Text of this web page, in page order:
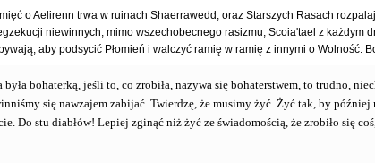
o Aelirenn trwa w ruinach Shaerrawedd, oraz Starszych Rasach
niewinnych, mimo wszechobecnego rasizmu, Scoia'tael z każdym
aby podsycić Płomień i walczyć ramię w ramię z innymi o Wolność.
bohaterką, jeśli to, co zrobiła, nazywa się bohaterstwem, to trudno,
się nawzajem zabijać. Twierdzę, że musimy żyć. Żyć tak, by
Do stu diabłów! Lepiej zginąć niż żyć ze świadomością, że zrobiło się